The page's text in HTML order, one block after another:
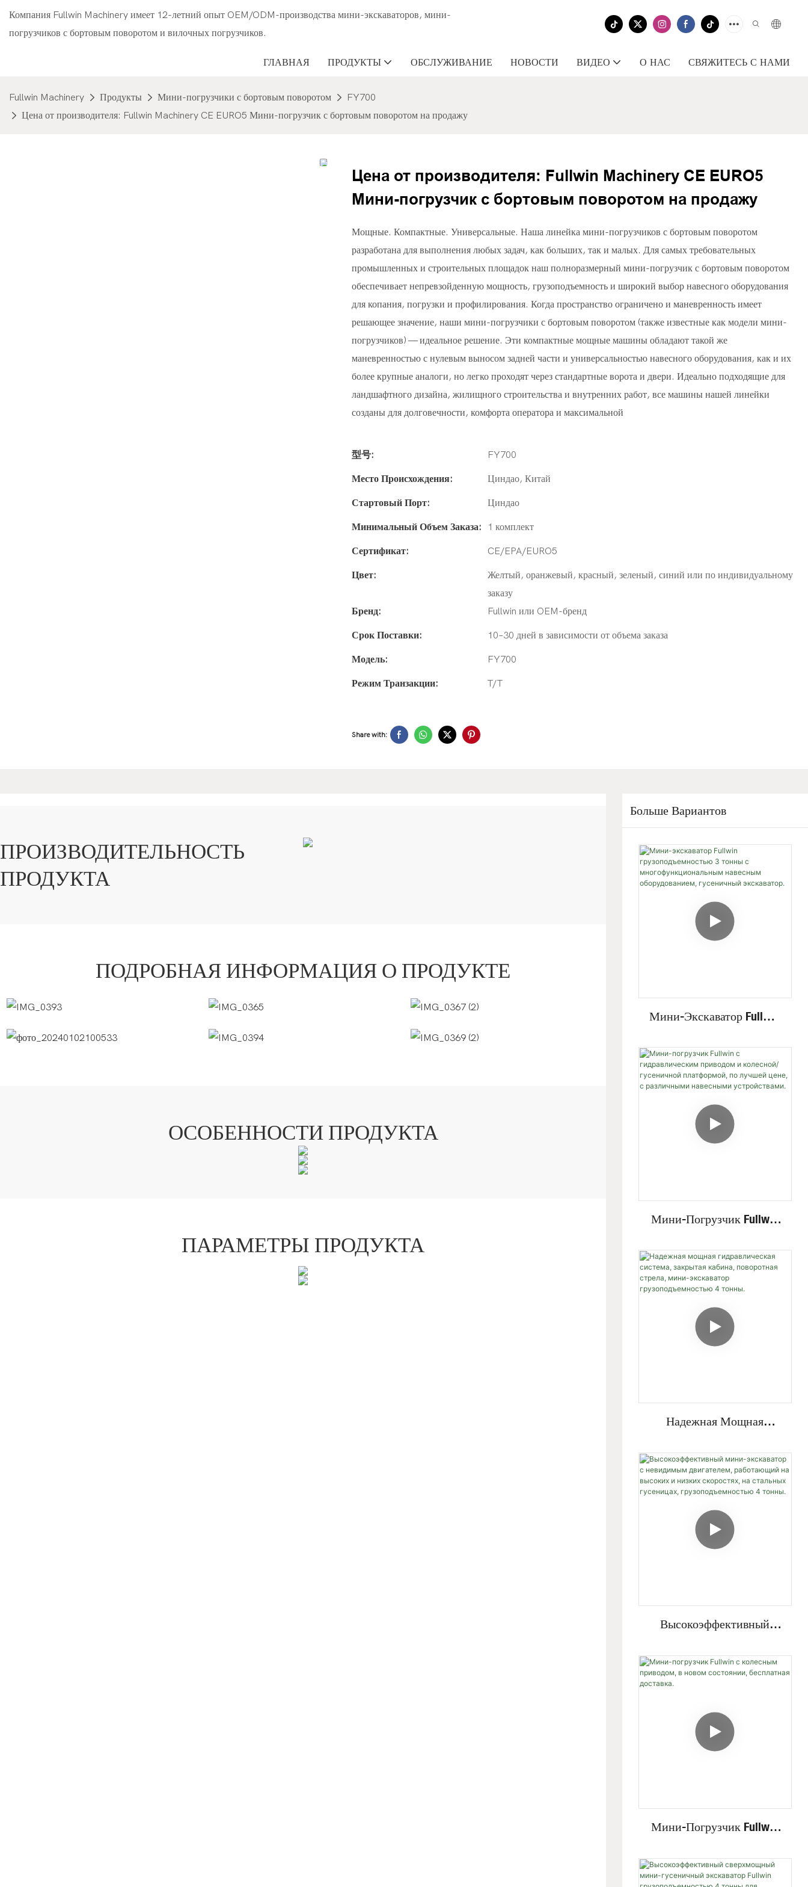
Компания Fullwin Machinery имеет 12-летний опыт OEM/ODM-производства мини-экскаваторов, мини-
погрузчиков с бортовым поворотом и вилочных погрузчиков.
ГЛАВНАЯ ПРОДУКТЫ ОБСЛУЖИВАНИЕ НОВОСТИ ВИДЕО О НАС СВЯЖИТЕСЬ С НАМИ
Fullwin Machinery Продукты Мини-погрузчики с бортовым поворотом
FY700
Цена от производителя: Fullwin Machinery CE EURO5 Мини-погрузчик с бортовым поворотом на продажу
Цена от производителя: Fullwin Machinery CE EURO5
Мини-погрузчик с бортовым поворотом на продажу
Мощные. Компактные. Универсальные. Наша линейка мини-погрузчиков с бортовым поворотом
разработана для выполнения любых задач, как больших, так и малых. Для самых требовательных
промышленных и строительных площадок наш полноразмерный мини-погрузчик с бортовым поворотом
обеспечивает непревзойденную мощность, грузоподъемность и широкий выбор навесного оборудования
для копания, погрузки и профилирования. Когда пространство ограничено и маневренность имеет
решающее значение, наши мини-погрузчики с бортовым поворотом (также известные как модели мини-
погрузчиков) — идеальное решение. Эти компактные мощные машины обладают такой же
маневренностью с нулевым выносом задней части и универсальностью навесного оборудования, как и их
более крупные аналоги, но легко проходят через стандартные ворота и двери. Идеально подходящие для
ландшафтного дизайна, жилищного строительства и внутренних работ, все машины нашей линейки
созданы для долговечности, комфорта оператора и максимальной
型号: FY700
Место Происхождения: Циндао, Китай
Стартовый Порт: Циндао
Минимальный Объем Заказа: 1 комплект
Сертификат: CE/EPA/EURO5
Цвет:
Желтый, оранжевый, красный, зеленый, синий или по индивидуальному
заказу
Бренд:
Fullwin или OEM-бренд
Срок Поставки: 10–30 дней в зависимости от объема заказа
Модель: FY700
Режим Транзакции: T/T
Share with:
ПРОИЗВОДИТЕЛЬНОСТЬ
ПРОДУКТА
ПОДРОБНАЯ ИНФОРМАЦИЯ О ПРОДУКТЕ
ОСОБЕННОСТИ ПРОДУКТА
ПАРАМЕТРЫ ПРОДУКТА
Больше Вариантов
Мини-Экскаватор Fullwin
Тонны С
Многофункциональным
Навесным
Оборудованием,
Гусеничный Экскаватор.
Мини-Погрузчик Fullwin
Приводом И Колесной/
Гусеничной Платформой,
По Лучшей Цене, С
Различными Навесными
Устройствами.
Надежная Мощная
Закрытая Кабина,
Поворотная Стрела,
Мини-Экскаватор
Грузоподъемностью 4
Тонны.
Высокоэффективный
Невидимым Двигателем,
Работающий На Высоких
Стальных Гусеницах,
Грузоподъемностью 4
Тонны.
Мини-Погрузчик Fullwin
Новом Состоянии,
Бесплатная Доставка.